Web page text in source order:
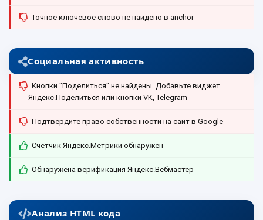
Точное ключевое слово не найдено в anchor
Социальная активность
Кнопки "Поделиться" не найдены. Добавьте виджет
Яндекс.Поделиться или кнопки VK, Telegram
Подтвердите право собственности на сайт в Google
Счётчик Яндекс.Метрики обнаружен
Обнаружена верификация Яндекс.Вебмастер
Анализ HTML кода